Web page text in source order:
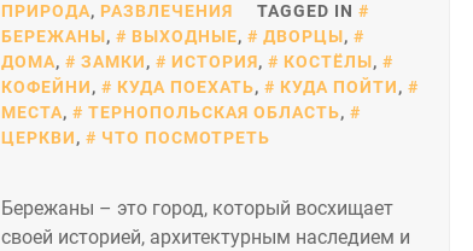
ПРИРОДА, РАЗВЛЕЧЕНИЯ
TAGGED IN
БЕРЕЖАНЫ, ВЫХОДНЫЕ, ДВОРЦЫ,
ДОМА, ЗАМКИ, ИСТОРИЯ, КОСТЁЛЫ,
КОФЕЙНИ, КУДА ПОЕХАТЬ, КУДА ПОЙТИ,
МЕСТА, ТЕРНОПОЛЬСКАЯ ОБЛАСТЬ,
ЦЕРКВИ, ЧТО ПОСМОТРЕТЬ
Бережаны – это город, который восхищает
своей историей, архитектурным наследием и